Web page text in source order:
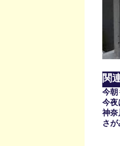
関
今朝
今夜
神奈
さ